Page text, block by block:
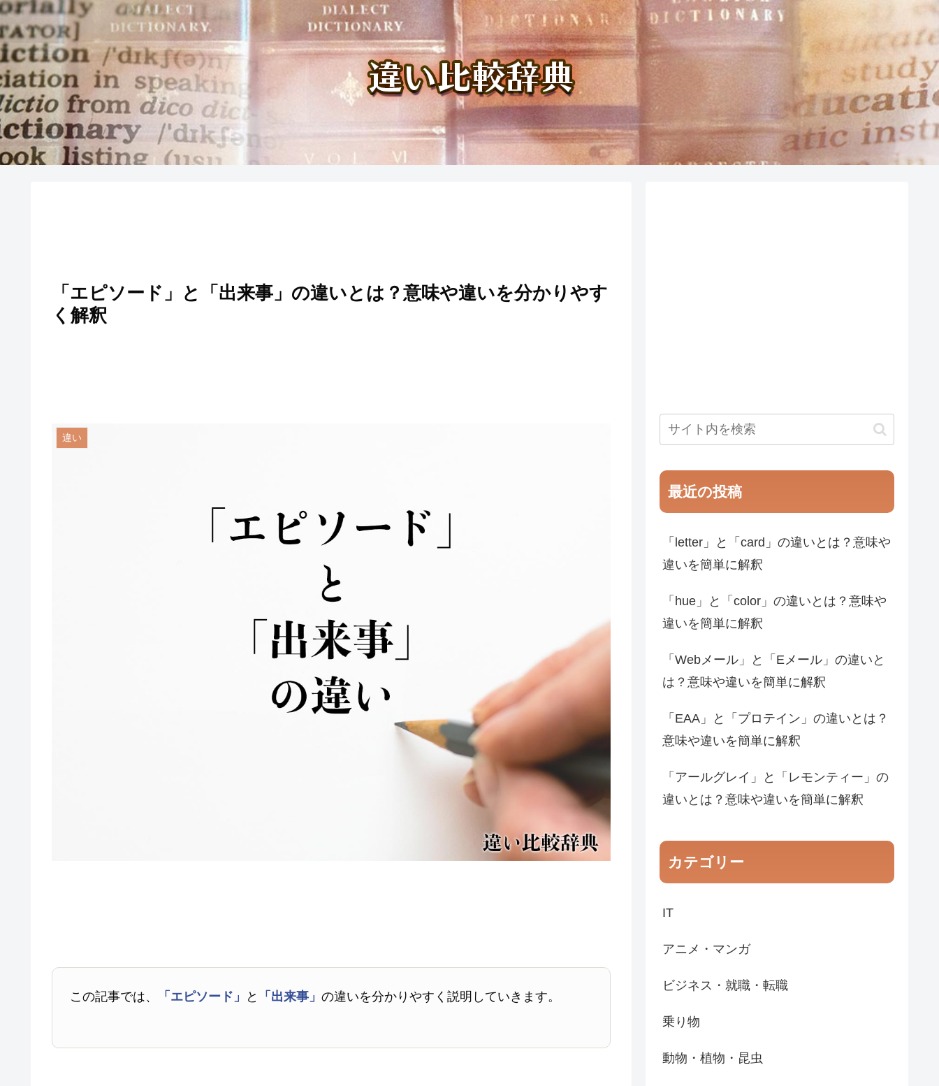
「エピソード」と「出来事」の違いとは？意味や違いを分かりやす
く解釈
違い
この記事では、 「エピソード」 と 「出来事」の違いを分かりやすく説明していきます。
最近の投稿
「letter」と「card」の違いとは？意味や
違いを簡単に解釈
「hue」と「color」の違いとは？意味や
違いを簡単に解釈
「Webメール」と「Eメール」の違いと
は？意味や違いを簡単に解釈
「EAA」と「プロテイン」の違いとは？
意味や違いを簡単に解釈
「アールグレイ」と「レモンティー」の
違いとは？意味や違いを簡単に解釈
カテゴリー
IT
アニメ・マンガ
ビジネス・就職・転職
乗り物
動物・植物・昆虫